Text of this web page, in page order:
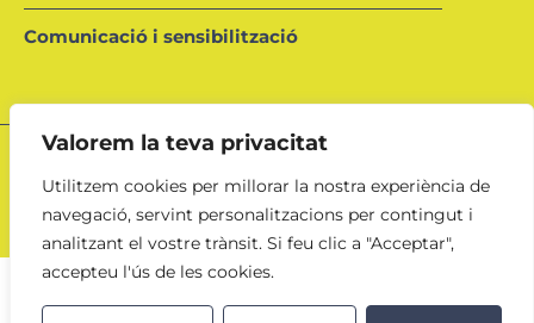
Valorem la teva privacitat
Utilitzem cookies per millorar la nostra experiència de
navegació, servint personalitzacions per contingut i
analitzant el vostre trànsit. Si feu clic a "Acceptar",
accepteu l'ús de les cookies.
Comunicació i sensibilització
Avís legal Política de privacitat Política de cookies